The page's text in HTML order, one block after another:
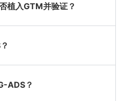
植入GTM并验证？
ADS？